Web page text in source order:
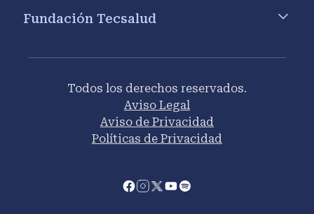
Fundación Tecsalud
Todos los derechos reservados.
Aviso Legal
Aviso de Privacidad
Políticas de Privacidad